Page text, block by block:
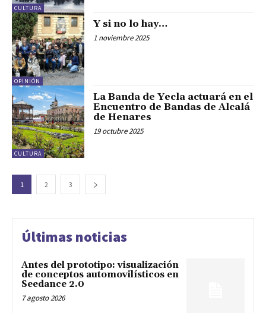
CULTURA
OPINIÓN
Y si no lo hay…
1 noviembre 2025
CULTURA
La Banda de Yecla actuará en el
Encuentro de Bandas de Alcalá
de Henares
19 octubre 2025
1 2 3
Últimas noticias
Antes del prototipo: visualización
de conceptos automovilísticos en
Seedance 2.0
7 agosto 2026